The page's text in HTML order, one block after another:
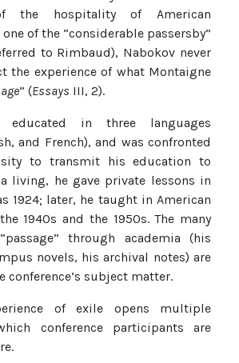
the hospitality of American
of the “considerable passersby”
to Rimbaud), Nabokov never
the experience of what Montaigne
” (Essays III, 2).
educated in three languages
and French), and was confronted
to transmit his education to
living, he gave private lessons in
1924; later, he taught in American
1940s and the 1950s. The many
through academia (his
novels, his archival notes) are
conference’s subject matter.
of exile opens multiple
conference participants are